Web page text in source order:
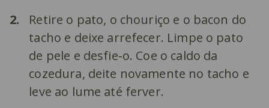
2.
Retire o pato, o chouriço e o bacon do
tacho e deixe arrefecer. Limpe o pato
de pele e desfie-o. Coe o caldo da
cozedura, deite novamente no tacho e
leve ao lume até ferver.